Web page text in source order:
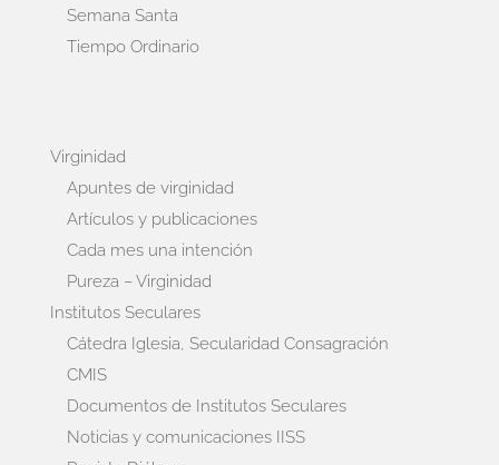
Semana Santa
Tiempo Ordinario
Virginidad
Apuntes de virginidad
Artículos y publicaciones
Cada mes una intención
Pureza – Virginidad
Institutos Seculares
Cátedra Iglesia, Secularidad Consagración
CMIS
Documentos de Institutos Seculares
Noticias y comunicaciones IISS